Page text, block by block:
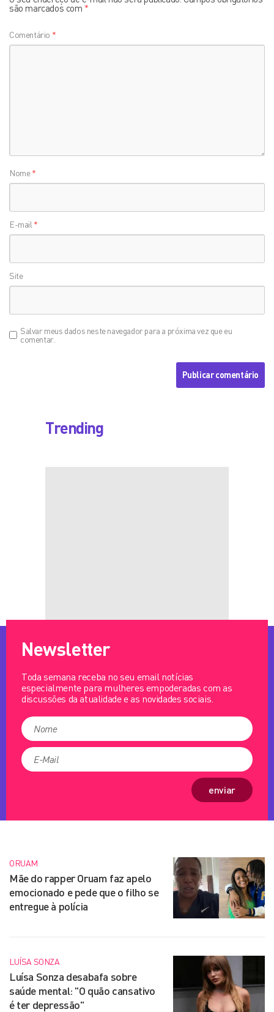
são marcados com *
Comentário *
Nome*
E-mail *
Site
Salvar meus dados neste navegador para a próxima vez que eu
comentar.
Trending
Newsletter
Toda semana receba no seu email notícias
especialmente para mulheres empoderadas com as
discussões da atualidade e as novidades sociais.
enviar
ORUAM
Mãe do rapper Oruam faz apelo
emocionado e pede que o filho se
entregue à polícia
LUÍSA SONZA
Luísa Sonza desabafa sobre
saúde mental: "O quão cansativo
é ter depressão"